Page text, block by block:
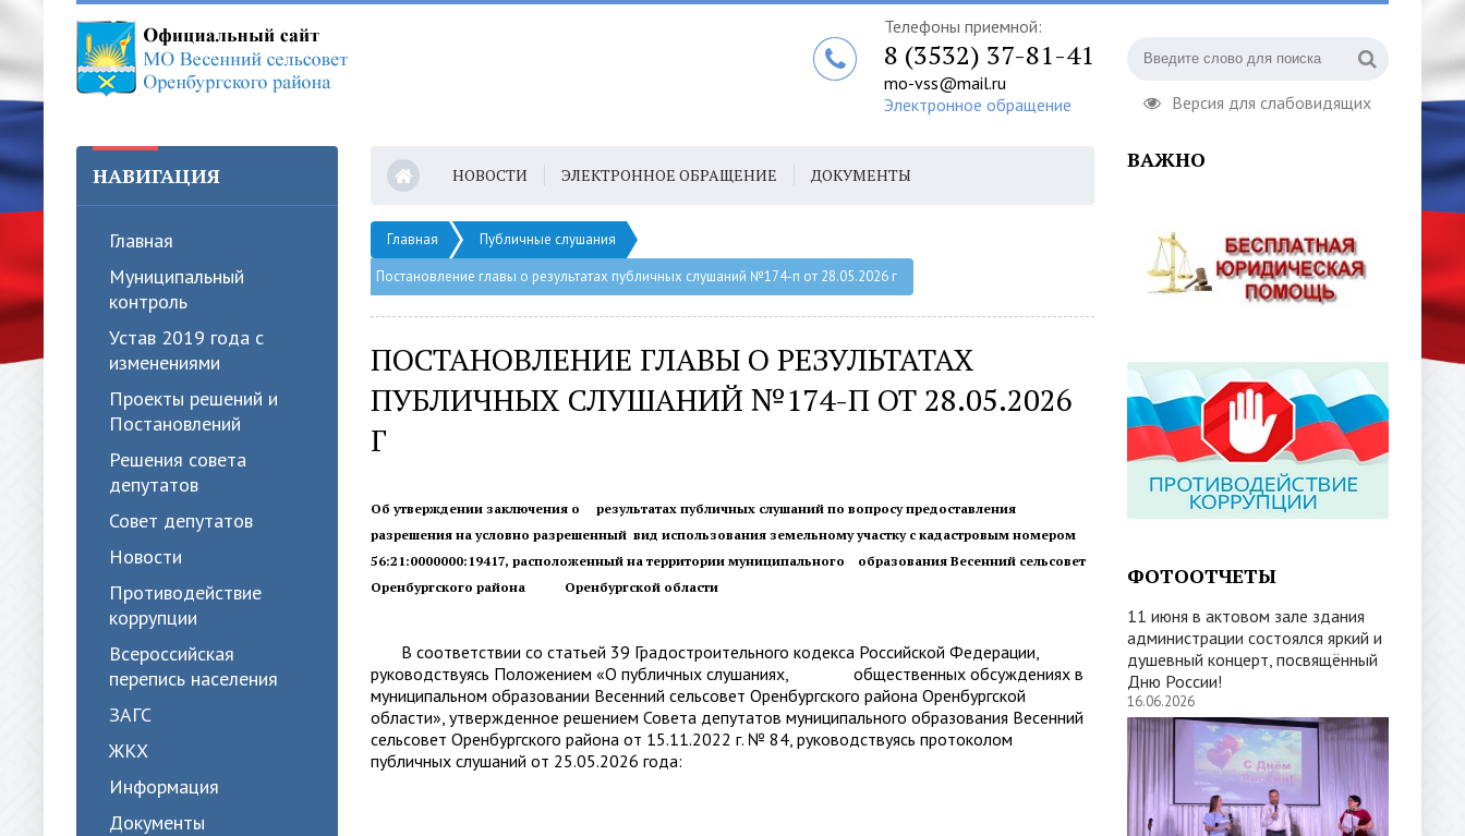
Версия для слабовидящих
Телефоны приемной:
8 (3532) 37-81-41
mo-vss@mail.ru
Электронное обращение
НАВИГАЦИЯ
Главная
Муниципальный
контроль
Устав 2019 года с
изменениями
Проекты решений и
Постановлений
Решения совета
депутатов
Совет депутатов
Новости
Противодействие
коррупции
Всероссийская
перепись населения
ЗАГС
ЖКХ
Информация
Документы
НОВОСТИ ЭЛЕКТРОННОЕ ОБРАЩЕНИЕ ДОКУМЕНТЫ
Главная
Публичные слушания
Постановление главы о результатах публичных слушаний №174-п от 28.05.2026 г
ПОСТАНОВЛЕНИЕ ГЛАВЫ О РЕЗУЛЬТАТАХ
ПУБЛИЧНЫХ СЛУШАНИЙ №174-П ОТ 28.05.2026
Г
Об утверждении заключения о результатах публичных слушаний по вопросу предоставления
разрешения на условно разрешенный вид использования земельному участку с кадастровым номером
56:21:0000000:19417, расположенный на территории муниципального образования Весенний сельсовет
Оренбургского района Оренбургской области
В соответствии со статьей 39 Градостроительного кодекса Российской Федерации,
руководствуясь Положением «О публичных слушаниях, общественных обсуждениях в
муниципальном образовании Весенний сельсовет Оренбургского района Оренбургской
области», утвержденное решением Совета депутатов муниципального образования Весенний
сельсовет Оренбургского района от 15.11.2022 г. № 84, руководствуясь протоколом
публичных слушаний от 25.05.2026 года:
ВАЖНО
ФОТООТЧЕТЫ
11 июня в актовом зале здания
администрации состоялся яркий и
душевный концерт, посвящённый
Дню России!
16.06.2026